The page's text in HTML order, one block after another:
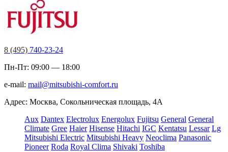
8 (495) 740-23-24
Пн-Пт: 09:00 — 18:00
e-mail: mail@mitsubishi-comfort.ru
Адрес: Москва, Сокольническая площадь, 4А
Aux Dantex Electrolux Energolux Fujitsu General General
Climate Gree Haier Hisense Hitachi IGC Kentatsu Lessar Lg
Mitsubishi Electric Mitsubishi Heavy Neoclima Panasonic
Pioneer Roda Royal Clima Shivaki Toshiba